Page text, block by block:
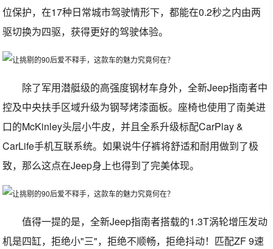
位保护，在17种日常城市驾驶情形下，都能在0.2秒之内由两
驱切换为四驱，获得更好的驾驶体验。
除了军用潜艇级的高强度钢材车身外，全新Jeep指南者中
控及中央扶手区域升级为钢琴烤漆面板。座椅也使用了南美进
口的McKinley头层小牛皮，并且全系升级标配CarPlay &
CarLife手机互联系统。如果说牛仔裤将舒适和耐用做到了极
致，那么这点在Jeep身上也得到了完美体现。
值得一提的是，全新Jeep指南者搭载的1.3T涡轮增压发动
机是四缸，拒绝小"三"，拒绝不顺畅，拒绝抖动！匹配ZF 9速